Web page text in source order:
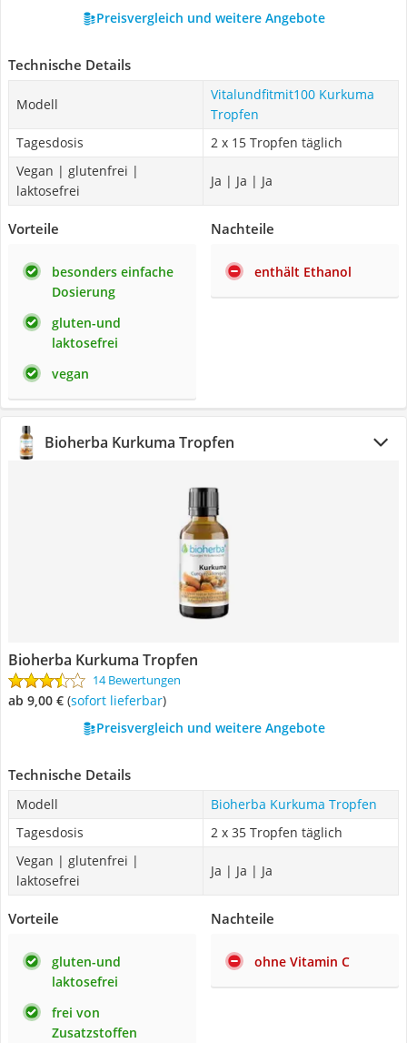
Preisvergleich und weitere Angebote
Technische Details
Modell
Vitalundfitmit100 Kurkuma
Tropfen
Tagesdosis
2 x 15 Tropfen täglich
Vegan | glutenfrei |
laktosefrei
Ja | Ja | Ja
Vorteile
besonders einfache
Dosierung
gluten-und
laktosefrei
vegan
Nachteile
enthält Ethanol
Bioherba Kurkuma Tropfen
Bioherba Kurkuma Tropfen
14 Bewertungen
ab 9,00 € ( Sofort lieferbar)
Preisvergleich und weitere Angebote
Technische Details
Modell
Bioherba Kurkuma Tropfen
Tagesdosis
2 x 35 Tropfen täglich
Vegan | glutenfrei |
laktosefrei
Ja | Ja | Ja
Vorteile
gluten-und
laktosefrei
frei von
Zusatzstoffen
Nachteile
ohne Vitamin C